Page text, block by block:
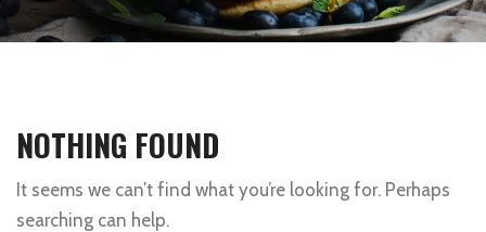
NOTHING FOUND
It seems we can’t find what you’re looking for. Perhaps
searching can help.